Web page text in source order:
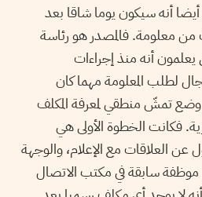
أيضا أنه سيكون يوما شاقا بعد
معلومة. فالمصدر هو رئاسة
أنه منذ إجراءات
لطلب المعلومة مهما كان
وضع تمشّ منطقي لمعرفة المكلف
فكانت الخطوة الأولى هي
عن العلاقات مع الإعلام، والوجهة
سابقة في مكتب الاتصال